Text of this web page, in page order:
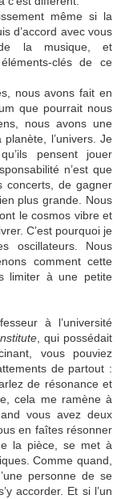
même si la
d’accord avec vous
la musique, et
clés de ce
nous avons fait en
que pourrait nous
nous avons une
l’univers. Je
pensent jouer
n’est que
concerts, de gagner
plus grande. Nous
le cosmos vibre et
C’est pourquoi je
oscillateurs. Nous
comment cette
limiter à une petite
à l’université
, qui possédait
vous pouviez
de partout :
de résonance et
cela me ramène à
vous avez deux
en faîtes résonner
la pièce, se met à
Comme quand,
personne de se
accorder. Et si l’un